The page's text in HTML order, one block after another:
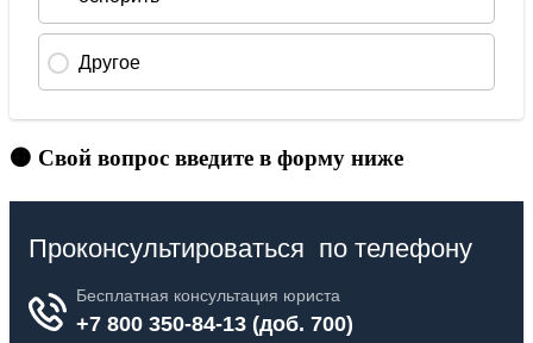
🟠 Свой вопрос введите в форму ниже